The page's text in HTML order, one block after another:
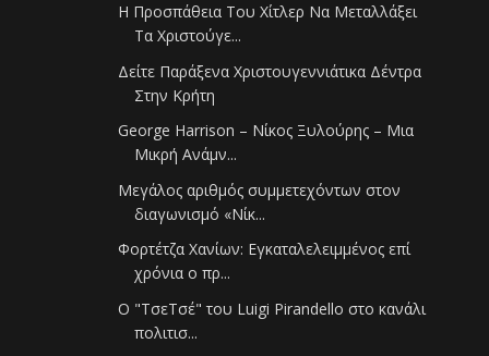
Η Προσπάθεια Του Χίτλερ Να Μεταλλάξει
Τα Χριστούγε...
Δείτε Παράξενα Χριστουγεννιάτικα Δέντρα
Στην Κρήτη
George Harrison – Νίκος Ξυλούρης – Μια
Μικρή Ανάμν...
Μεγάλος αριθμός συμμετεχόντων στον
διαγωνισμό «Νίκ...
Φορτέτζα Χανίων: Εγκαταλελειμμένος επί
χρόνια ο πρ...
O "ΤσεΤσέ" του Luigi Pirandello στο κανάλι
πολιτισ...